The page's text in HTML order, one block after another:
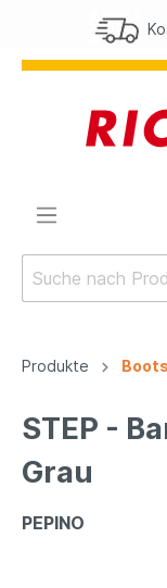
Produkte
STEP -
Grau
PEPINO